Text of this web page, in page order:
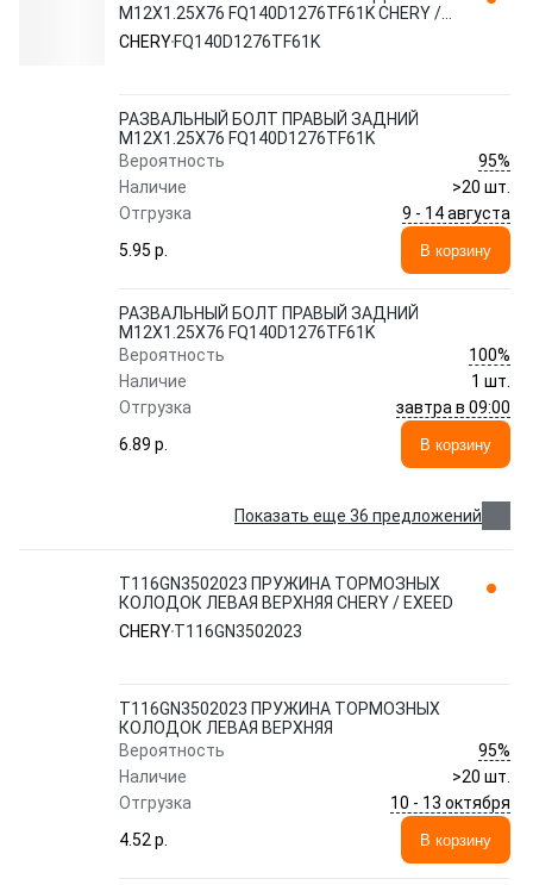
M12X1.25X76 FQ140D1276TF61K CHERY /
EXEED
CHERY FQ140D1276TF61K
РАЗВАЛЬНЫЙ БОЛТ ПРАВЫЙ ЗАДНИЙ
M12X1.25X76 FQ140D1276TF61K
Вероятность
95%
Наличие
>20 шт.
Отгрузка
9 - 14 августа
5.95 p.
В корзину
РАЗВАЛЬНЫЙ БОЛТ ПРАВЫЙ ЗАДНИЙ
M12X1.25X76 FQ140D1276TF61K
Вероятность
100%
Наличие
1 шт.
Отгрузка
завтра в 09:00
6.89 p.
В корзину
Показать еще 36 предложений
T116GN3502023 ПРУЖИНА ТОРМОЗНЫХ
КОЛОДОК ЛЕВАЯ ВЕРХНЯЯ CHERY / EXEED
CHERYT116GN3502023
T116GN3502023 ПРУЖИНА ТОРМОЗНЫХ
КОЛОДОК ЛЕВАЯ ВЕРХНЯЯ
Вероятность
95%
Наличие
>20 шт.
Отгрузка
10 - 13 октября
4.52 p.
В корзину